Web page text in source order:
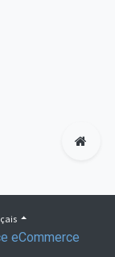
eCommerce